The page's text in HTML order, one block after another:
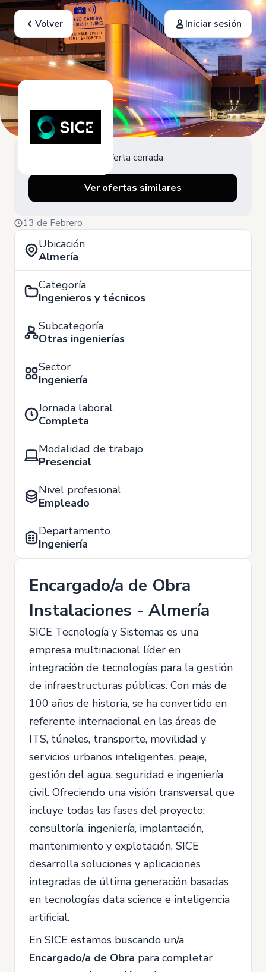
Volver Iniciar sesión
Oferta cerrada
Ver ofertas similares
13 de Febrero
Ubicación
Almería
Categoría
Ingenieros y técnicos
Subcategoría
Otras ingenierías
Sector
Ingeniería
Jornada laboral
Completa
Modalidad de trabajo
Presencial
Nivel profesional
Empleado
Departamento
Ingeniería
Encargado/a de Obra
Instalaciones - Almería
SICE Tecnología y Sistemas es una
empresa multinacional líder en
integración de tecnologías para la gestión
de infraestructuras públicas. Con más de
100 años de historia, se ha convertido en
referente internacional en las áreas de
ITS, túneles, transporte, movilidad y
servicios urbanos inteligentes, peaje,
gestión del agua, seguridad e ingeniería
civil. Ofreciendo una visión transversal que
incluye todas las fases del proyecto:
consultoría, ingeniería, implantación,
mantenimiento y explotación, SICE
desarrolla soluciones y aplicaciones
integradas de última generación basadas
en tecnologías data science e inteligencia
artificial.
En SICE estamos buscando un/a
Encargado/a de Obra para completar